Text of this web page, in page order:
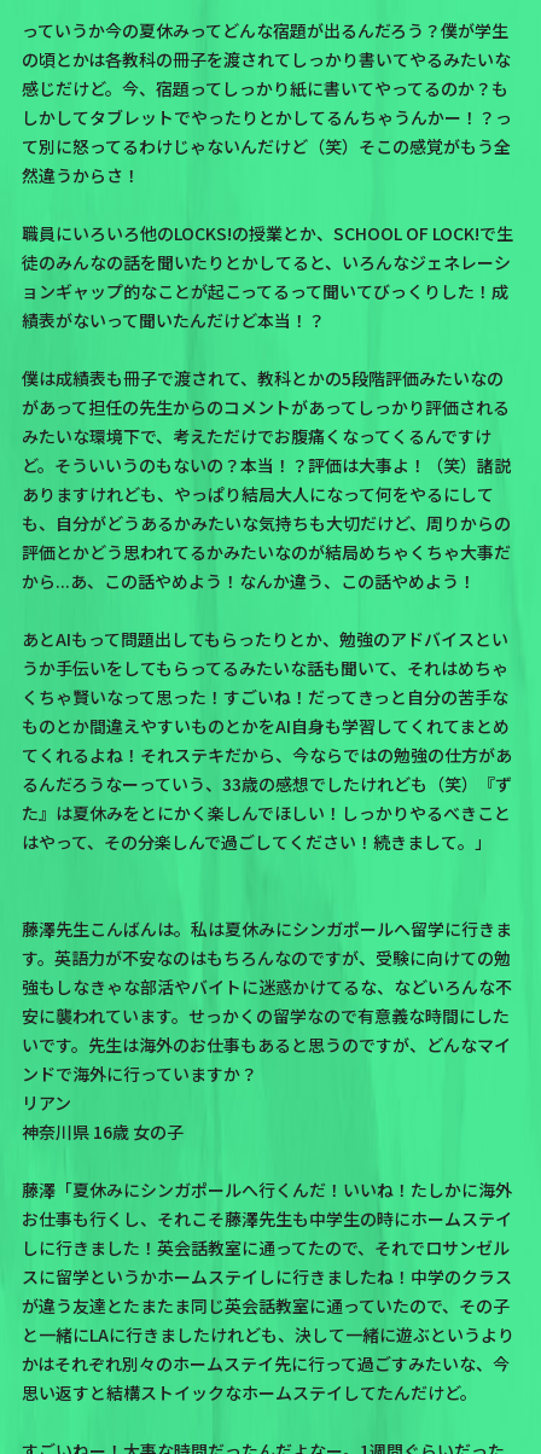
っていうか今の夏休みってどんな宿題が出るんだろう？僕が学生
の頃とかは各教科の冊子を渡されてしっかり書いてやるみたいな
感じだけど。今、宿題ってしっかり紙に書いてやってるのか？も
しかしてタブレットでやったりとかしてるんちゃうんかー！？っ
て別に怒ってるわけじゃないんだけど（笑）そこの感覚がもう全
然違うからさ！
職員にいろいろ他のLOCKS!の授業とか、SCHOOL OF LOCK!で生
徒のみんなの話を聞いたりとかしてると、いろんなジェネレーシ
ョンギャップ的なことが起こってるって聞いてびっくりした！成
績表がないって聞いたんだけど本当！？
僕は成績表も冊子で渡されて、教科とかの5段階評価みたいなの
があって担任の先生からのコメントがあってしっかり評価される
みたいな環境下で、考えただけでお腹痛くなってくるんですけ
ど。そういいうのもないの？本当！？評価は大事よ！（笑）諸説
ありますけれども、やっぱり結局大人になって何をやるにして
も、自分がどうあるかみたいな気持ちも大切だけど、周りからの
評価とかどう思われてるかみたいなのが結局めちゃくちゃ大事だ
から...あ、この話やめよう！なんか違う、この話やめよう！
あとAIもって問題出してもらったりとか、勉強のアドバイスとい
うか手伝いをしてもらってるみたいな話も聞いて、それはめちゃ
くちゃ賢いなって思った！すごいね！だってきっと自分の苦手な
ものとか間違えやすいものとかをAI自身も学習してくれてまとめ
てくれるよね！それステキだから、今ならではの勉強の仕方があ
るんだろうなーっていう、33歳の感想でしたけれども（笑）『ず
た』は夏休みをとにかく楽しんでほしい！しっかりやるべきこと
はやって、その分楽しんで過ごしてください！続きまして。」
藤澤先生こんばんは。私は夏休みにシンガポールへ留学に行きま
す。英語力が不安なのはもちろんなのですが、受験に向けての勉
強もしなきゃな部活やバイトに迷惑かけてるな、などいろんな不
安に襲われています。せっかくの留学なので有意義な時間にした
いです。先生は海外のお仕事もあると思うのですが、どんなマイ
ンドで海外に行っていますか？
リアン
神奈川県 16歳 女の子
藤澤「夏休みにシンガポールへ行くんだ！いいね！たしかに海外
お仕事も行くし、それこそ藤澤先生も中学生の時にホームステイ
しに行きました！英会話教室に通ってたので、それでロサンゼル
スに留学というかホームステイしに行きましたね！中学のクラス
が違う友達とたまたま同じ英会話教室に通っていたので、その子
と一緒にLAに行きましたけれども、決して一緒に遊ぶというより
かはそれぞれ別々のホームステイ先に行って過ごすみたいな、今
思い返すと結構ストイックなホームステイしてたんだけど。